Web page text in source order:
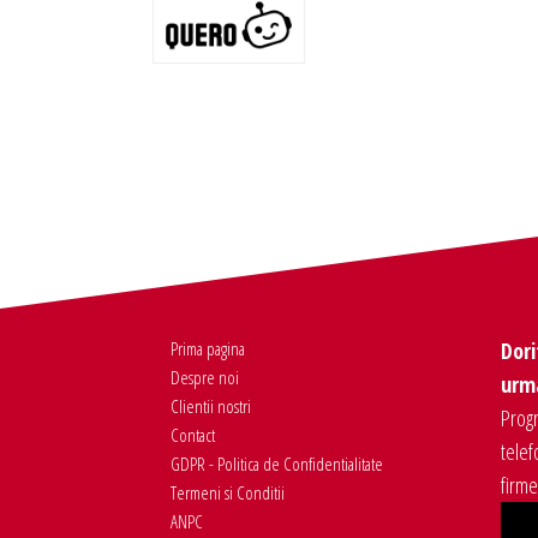
Prima pagina
Despre noi
Clientii nostri
Contact
GDPR - Politica de Confidentialitate
Termeni si Conditii
ANPC